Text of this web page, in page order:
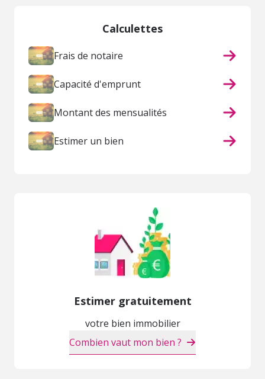
Calculettes
Frais de notaire
Capacité d'emprunt
Montant des mensualités
Estimer un bien
Estimer gratuitement
votre bien immobilier
Combien vaut mon bien ?